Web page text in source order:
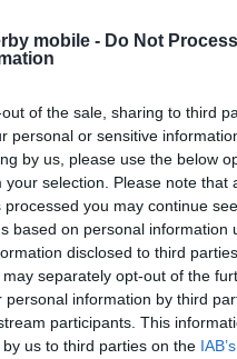
mobile - Do Not
of the sale, sharing to third
personal or sensitive
by us, please use the below
your selection. Please note that
you may continue
based on personal information
disclosed to third
separately opt-out of the
personal information by third
participants. This
us to third parties on the